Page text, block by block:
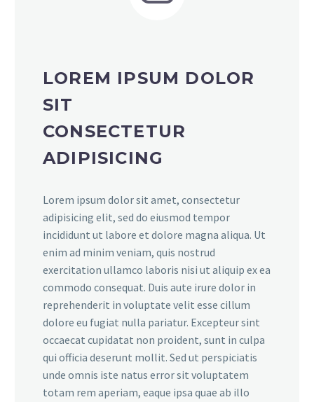
LOREM IPSUM DOLOR
SIT
CONSECTETUR
ADIPISICING
Lorem ipsum dolor sit amet, consectetur
adipisicing elit, sed do eiusmod tempor
incididunt ut labore et dolore magna aliqua. Ut
enim ad minim veniam, quis nostrud
exercitation ullamco laboris nisi ut aliquip ex ea
commodo consequat. Duis aute irure dolor in
reprehenderit in voluptate velit esse cillum
dolore eu fugiat nulla pariatur. Excepteur sint
occaecat cupidatat non proident, sunt in culpa
qui officia deserunt mollit. Sed ut perspiciatis
unde omnis iste natus error sit voluptatem
totam rem aperiam, eaque ipsa quae ab illo